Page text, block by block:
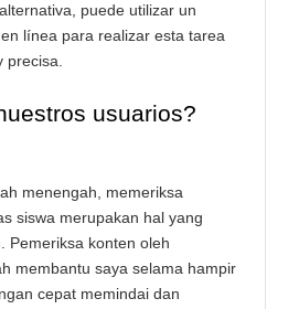
puede utilizar un
línea para realizar esta tarea
usuarios?
menengah, memeriksa
siswa merupakan hal yang
Pemeriksa konten oleh
membantu saya selama hampir
cepat memindai dan